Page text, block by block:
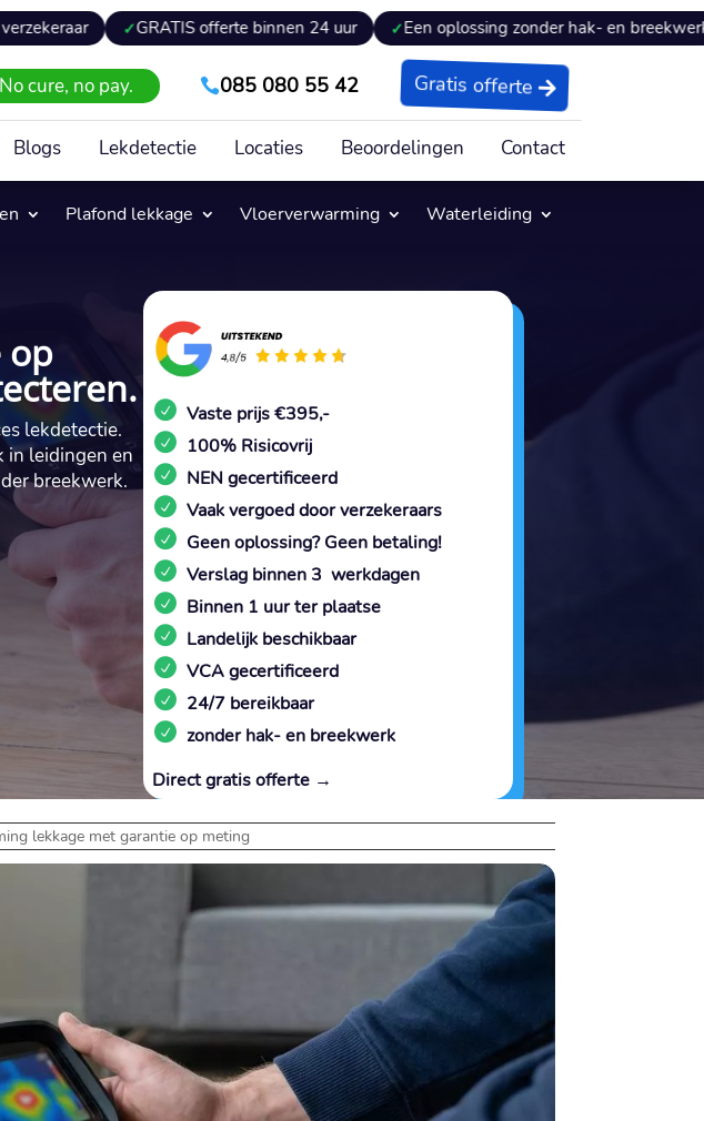
GRATIS offerte binnen 24 uur Een oplossing zonder hak- en breekwerk
No cure, no pay. 085 080 55 42 Gratis offerte
Blogs Lekdetectie Locaties Beoordelingen Contact
Plafond lekkage Vloerverwarming Waterleiding
op
lekdetectie.​
in leidingen en
breekwerk.​
Vaste prijs €395,-
100% Risicovrij
NEN gecertificeerd
Vaak vergoed door verzekeraars
Geen oplossing? Geen betaling!
Verslag binnen 3 werkdagen
Binnen 1 uur ter plaatse
Landelijk beschikbaar
VCA gecertificeerd
24/7 bereikbaar
zonder hak- en breekwerk
Direct gratis offerte →
lekkage met garantie op meting